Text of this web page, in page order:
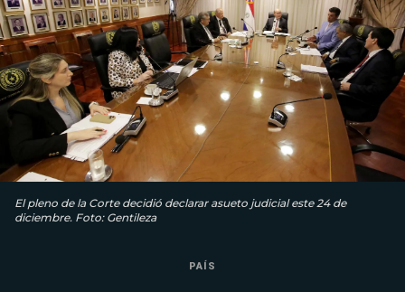
El pleno de la Corte decidió declarar asueto judicial este 24 de
diciembre. Foto: Gentileza
PAÍS